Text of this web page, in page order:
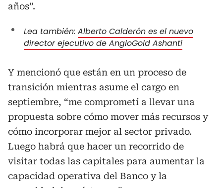
años”.
Lea también: Alberto Calderón es el nuevo
director ejecutivo de AngloGold Ashanti
Y mencionó que están en un proceso de
transición mientras asume el cargo en
septiembre, “me comprometí a llevar una
propuesta sobre cómo mover más recursos y
cómo incorporar mejor al sector privado.
Luego habrá que hacer un recorrido de
visitar todas las capitales para aumentar la
capacidad operativa del Banco y la